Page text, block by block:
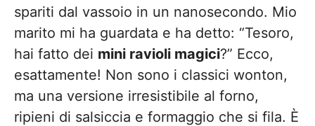
spariti dal vassoio in un nanosecondo. Mio
marito mi ha guardata e ha detto: “Tesoro,
hai fatto dei mini ravioli magici?” Ecco,
esattamente! Non sono i classici wonton,
ma una versione irresistibile al forno,
ripieni di salsiccia e formaggio che si fila. È